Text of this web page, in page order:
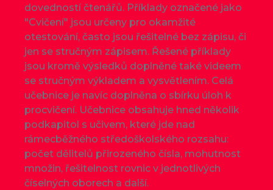
dovedností čtenářů. Příklady označené jako
"Cvičení" jsou určeny pro okamžité
otestování, často jsou řešitelné bez zápisu, či
jen se stručným zápisem. Řešené příklady
jsou kromě výsledků doplněné také videem
se stručným výkladem a vysvětlením. Celá
učebnice je navíc doplněna o sbírku úloh k
procvičení. Učebnice obsahuje hned několik
podkapitol s učivem, které jde nad
rámecběžného středoškolského rozsahu:
počet dělitelů přirozeného čísla, mohutnost
množin, řešitelnost rovnic v jednotlivých
číselných oborech a další.